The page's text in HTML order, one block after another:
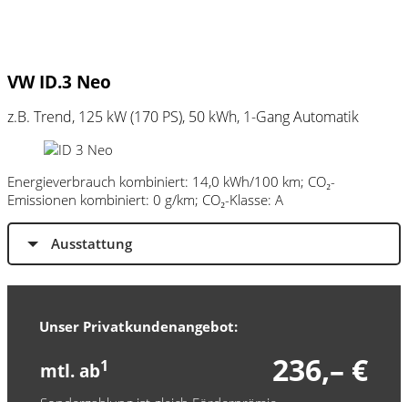
VW ID.3 Neo
z.B. Trend, 125 kW (170 PS), 50 kWh, 1-Gang Automatik
Energieverbrauch kombiniert: 14,0 kWh/100 km; CO₂-
Emissionen kombiniert: 0 g/km; CO₂-Klasse: A
Ausstattung
Unser Privatkundenangebot:
mtl. ab1 236,– €